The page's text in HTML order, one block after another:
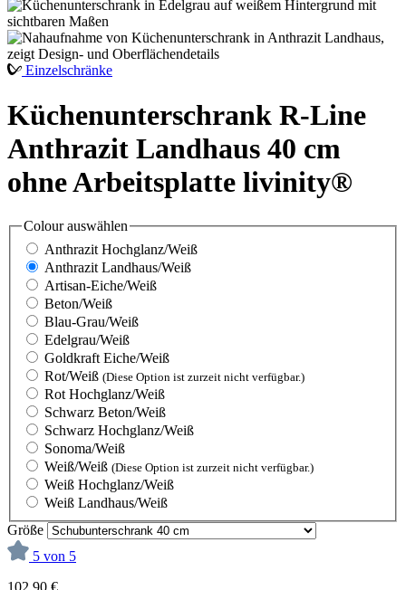
Einzelschränke
Küchenunterschrank R-Line
Anthrazit Landhaus 40 cm
ohne Arbeitsplatte livinity®
Colourauswählen
Anthrazit Hochglanz/Weiß
Anthrazit Landhaus/Weiß
Artisan-Eiche/Weiß
Beton/Weiß
Blau-Grau/Weiß
Edelgrau/Weiß
Goldkraft Eiche/Weiß
Rot/Weiß (Diese Option ist zurzeit nicht verfügbar.)
Rot Hochglanz/Weiß
Schwarz Beton/Weiß
Schwarz Hochglanz/Weiß
Sonoma/Weiß
Weiß/Weiß (Diese Option ist zurzeit nicht verfügbar.)
Weiß Hochglanz/Weiß
Weiß Landhaus/Weiß
Größe
5 von 5
102,90 €